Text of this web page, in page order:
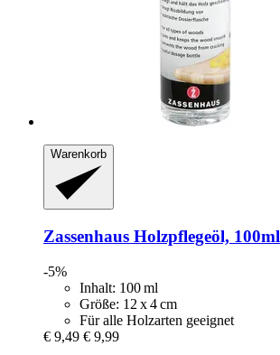
Warenkorb
Zassenhaus Holzpflegeöl, 100ml
-5%
Inhalt: 100 ml
Größe: 12 x 4 cm
Für alle Holzarten geeignet
€ 9,49 € 9,99